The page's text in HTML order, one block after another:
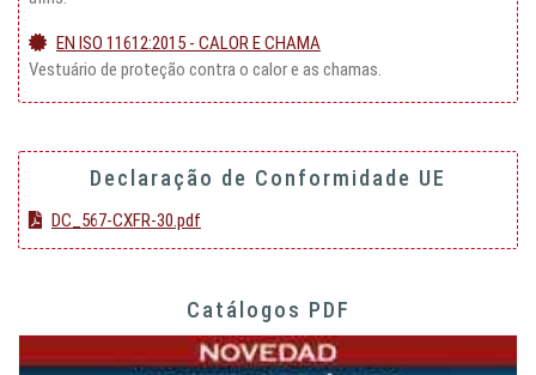
EN ISO 11612:2015 - CALOR E CHAMA
Vestuário de proteção contra o calor e as chamas.
Declaração de Conformidade UE
DC_567-CXFR-30.pdf
Catálogos PDF